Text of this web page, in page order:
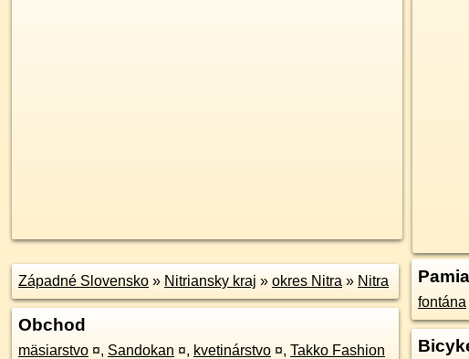
Západné Slovensko » Nitriansky kraj » okres Nitra » Nitra
Obchod
mäsiarstvo ¤, Sandokan ¤, kvetinárstvo ¤, Takko Fashion
fontána